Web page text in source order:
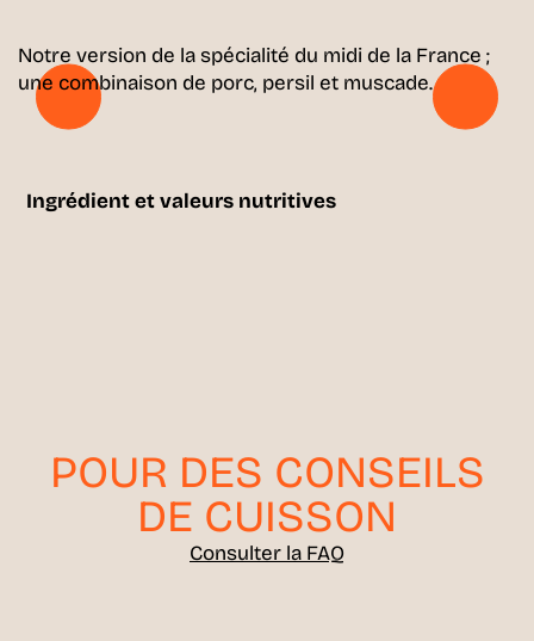
Notre version de la spécialité du midi de la France ;
une combinaison de porc, persil et muscade.
Ingrédient et valeurs nutritives
POUR DES CONSEILS
DE CUISSON
Consulter la FAQ